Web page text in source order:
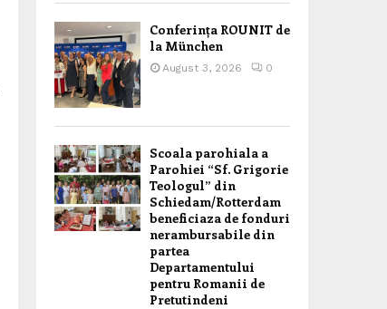
Conferința ROUNIT de
la München
August 3, 2026 0
Scoala parohiala a
Parohiei “Sf. Grigorie
Teologul” din
Schiedam/Rotterdam
beneficiaza de fonduri
nerambursabile din
partea
Departamentului
pentru Romanii de
Pretutindeni